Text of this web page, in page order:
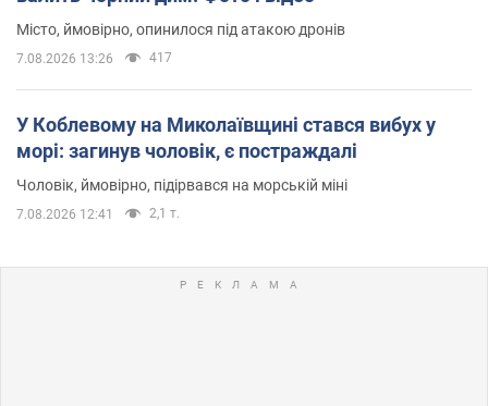
Місто, ймовірно, опинилося під атакою дронів
7.08.2026 13:26 417
У Коблевому на Миколаївщині стався вибух у
морі: загинув чоловік, є постраждалі
Чоловік, ймовірно, підірвався на морській міні
7.08.2026 12:41 2,1 т.